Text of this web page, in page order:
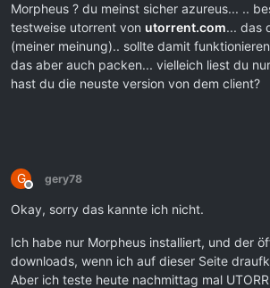
Morpheus ? du meinst sicher azureus... ..
testweise utorrent von utorrent.com... das
(meiner meinung).. sollte damit
das aber auch packen... vielleich liest du
hast du die neuste version von dem client?
G
Offline
gery78
Okay, sorry das kannte ich nicht.
Ich habe nur Morpheus installiert, und der
downloads, wenn ich auf dieser Seite
Aber ich teste heute nachmittag mal